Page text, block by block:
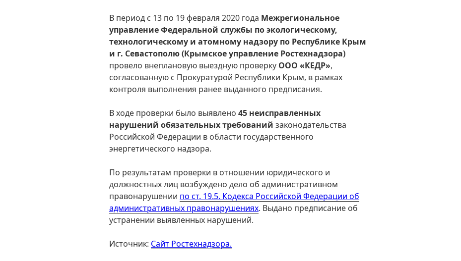
В период с 13 по 19 февраля 2020 года Межрегиональное
управление Федеральной службы по экологическому,
технологическому и атомному надзору по Республике Крым
и г. Севастополю (Крымское управление Ростехнадзора)
провело внеплановую выездную проверку ООО «КЕДР»,
согласованную с Прокуратурой Республики Крым, в рамках
контроля выполнения ранее выданного предписания.
В ходе проверки было выявлено 45 неисправленных
нарушений обязательных требований законодательства
Российской Федерации в области государственного
энергетического надзора.
По результатам проверки в отношении юридического и
должностных лиц возбуждено дело об административном
правонарушении по ст. 19.5. Кодекса Российской Федерации об
административных правонарушениях. Выдано предписание об
устранении выявленных нарушений.
Источник: Сайт Ростехнадзора.